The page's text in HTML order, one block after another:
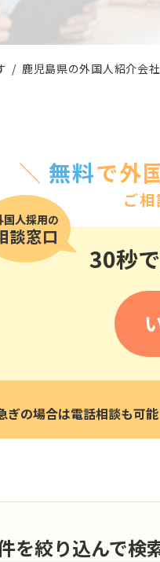
中国
の他の国籍
技能
採用市場
調査・プ
その他
鹿児島県の外国人紹介会
＼ 無料で外
ご
30秒
ぎの場合は電話相談も可
を絞り込んで検